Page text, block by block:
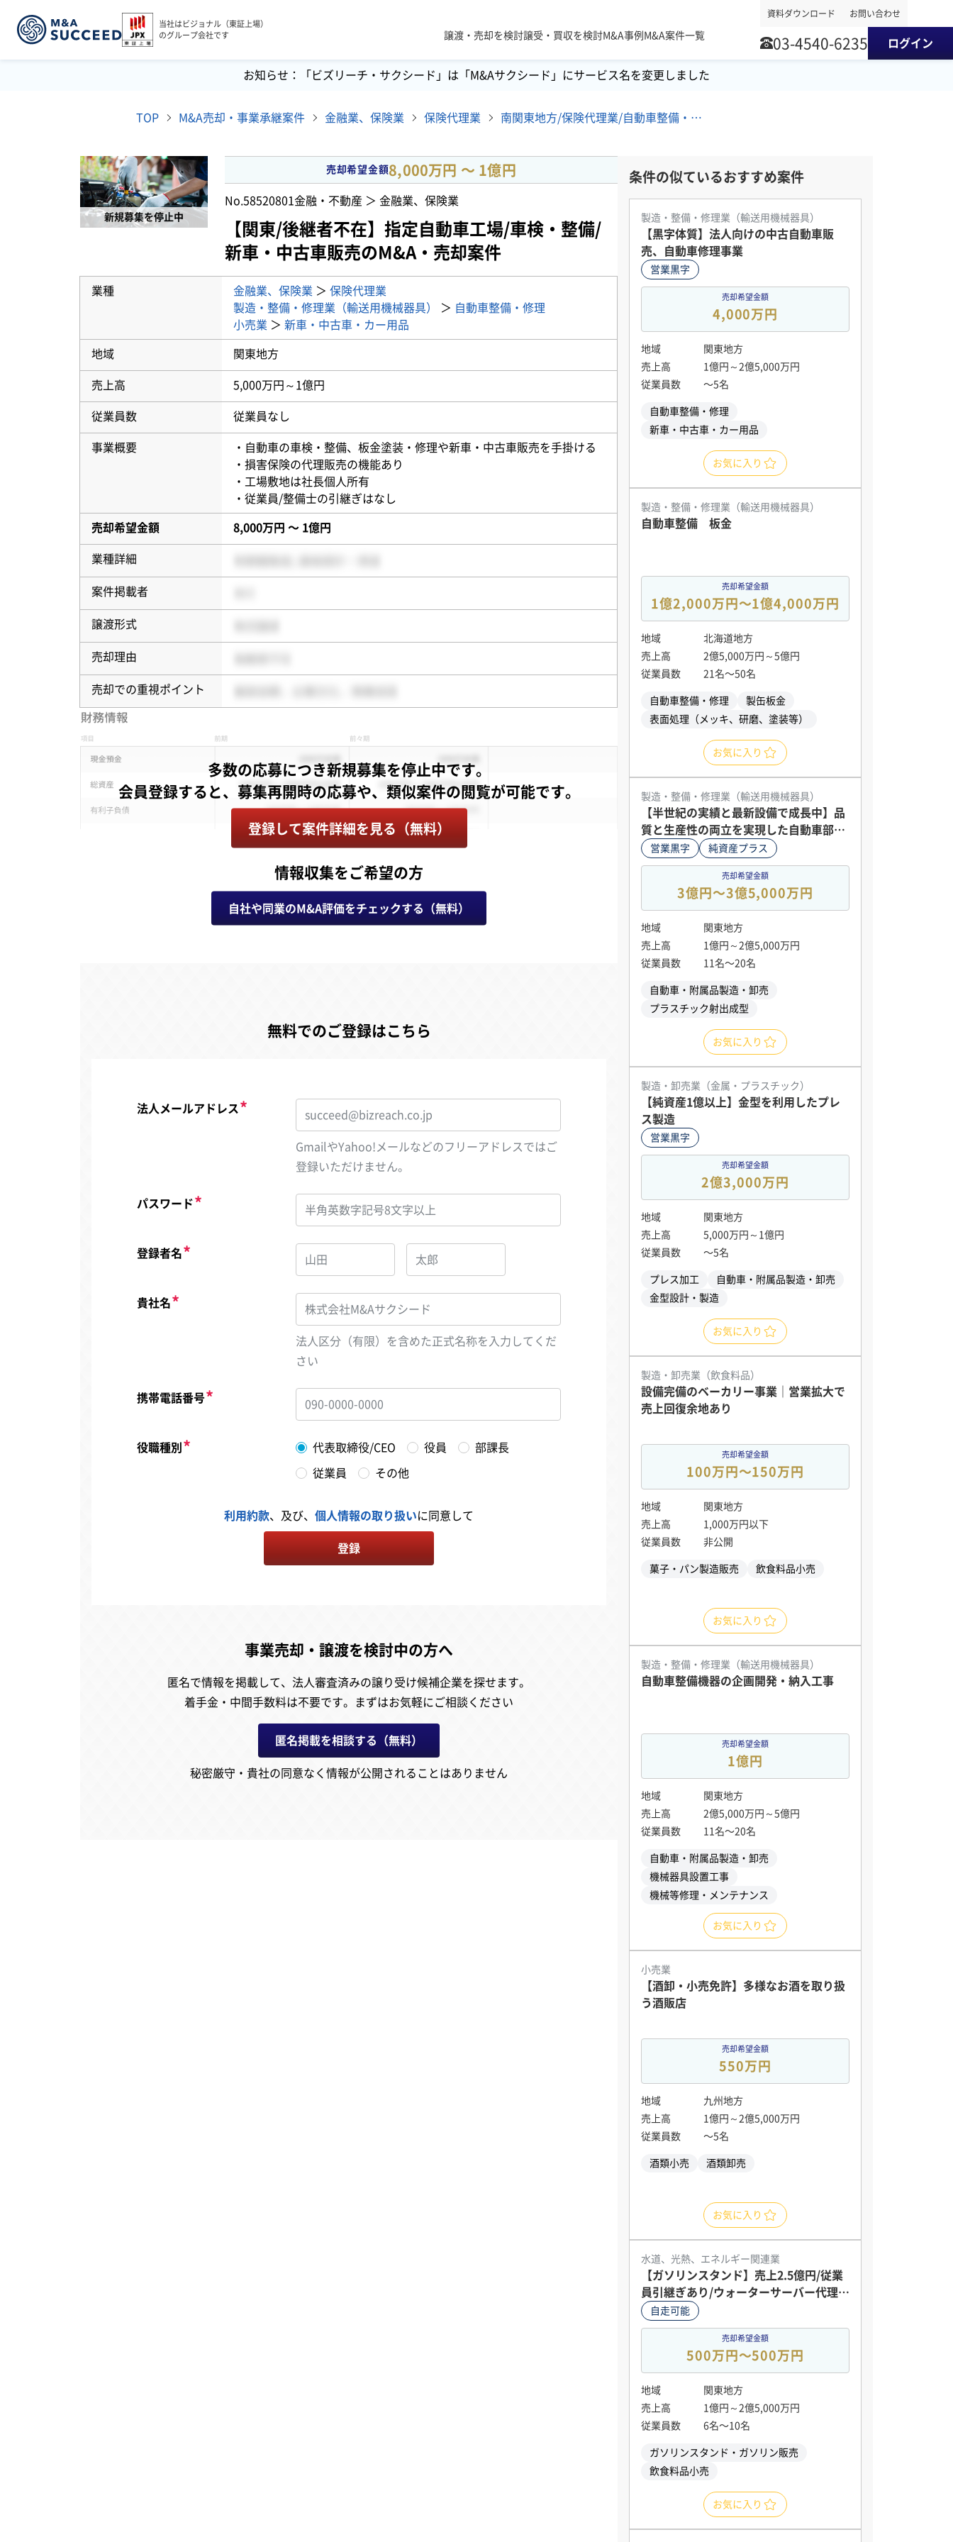
当社はビジョナル（東証上場）
のグループ会社です
譲渡・売却を検討譲受・買収を検討M&A事例 M&A案件一覧
資料ダウンロード お問い合わせ
03-4540-6235 ログイン
お知らせ：「ビズリーチ・サクシード」は「M&Aサクシード」にサービス名を変更しました
TOP M&A売却・事業承継案件 金融業、保険業 保険代理業 南関東地方/保険代理業/自動車整備・修理/新車・中古車・カー用品 M&A・事業譲渡案件
新規募集を停止中
売却希望金額8,000万円 〜 1億円
No.58520801 金融・不動産 ＞ 金融業、保険業
【関東/後継者不在】指定自動車工場/車検・整備/
新車・中古車販売のM&A・売却案件
業種 金融業、保険業 ＞ 保険代理業
製造・整備・修理業（輸送用機械器具）
＞ 自動車整備・修理
小売業 ＞ 新車・中古車・カー用品
地域 関東地方
売上高 5,000万円～1億円
従業員数 従業員なし
事業概要
・自動車の車検・整備、板金塗装・修理や新車・中古車販売を手掛ける
・損害保険の代理販売の機能あり
・工場敷地は社長個人所有
・従業員/整備士の引継ぎはなし
売却希望金額 8,000万円 〜 1億円
業種詳細
案件掲載者
譲渡形式
売却理由
売却での重視ポイント
多数の応募につき新規募集を停止中です。
登録して案件詳細を見る（無料）
情報収集をご希望の方
自社や同業のM&A評価をチェックする（無料）
無料でのご登録はこちら
法人メールアドレス
GmailやYahoo!メールなどのフリーアドレスではご
登録いただけません。
パスワード
登録者名
貴社名
法人区分（有限）を含めた正式名称を入力してくだ
さい
携帯電話番号
役職種別 代表取締役/CEO 役員 部課長
従業員 その他
利用約款、及び、 個人情報の取り扱いに同意して
登録
事業売却・譲渡を検討中の方へ
匿名で情報を掲載して、 法人審査済みの譲り受け候補企業を探せます。
着手金・中間手数料は不要です。
まずはお気軽にご相談ください
匿名掲載を相談する（無料）
秘密厳守・貴社の同意なく情報が公開されることはありません
条件の似ているおすすめ案件
製造・整備・修理業（輸送用機械器具）
【黒字体質】法人向けの中古自動車販
売、自動車修理事業
営業黒字
売却希望金額
4,000万円
地域
関東地方
売上高
1億円～2億5,000万円
従業員数
〜5名
自動車整備・修理
新車・中古車・カー用品
お気に入り
製造・整備・修理業（輸送用機械器具）
自動車整備 板金
売却希望金額
1億2,000万円〜1億4,000万円
地域
北海道地方
売上高
2億5,000万円～5億円
従業員数
21名〜50名
自動車整備・修理
製缶板金
表面処理（メッキ、研磨、塗装等）
お気に入り
製造・整備・修理業（輸送用機械器具）
【半世紀の実績と最新設備で成長中】品
質と生産性の両立を実現した自動車部品
製造企業
営業黒字 純資産プラス
売却希望金額
3億円〜3億5,000万円
地域
関東地方
売上高
1億円～2億5,000万円
従業員数
11名〜20名
自動車・附属品製造・卸売
プラスチック射出成型
お気に入り
製造・卸売業（金属・プラスチック）
【純資産1億以上】金型を利用したプレ
ス製造
営業黒字
売却希望金額
2億3,000万円
地域
関東地方
売上高
5,000万円～1億円
従業員数
〜5名
プレス加工
自動車・附属品製造・卸売
金型設計・製造
お気に入り
製造・卸売業（飲食料品）
設備完備のベーカリー事業｜営業拡大で
売上回復余地あり
売却希望金額
100万円〜150万円
地域
関東地方
売上高
1,000万円以下
従業員数
非公開
菓子・パン製造販売 飲食料品小売
お気に入り
製造・整備・修理業（輸送用機械器具）
自動車整備機器の企画開発・納入工事
売却希望金額
1億円
地域
関東地方
売上高
2億5,000万円～5億円
従業員数
11名〜20名
自動車・附属品製造・卸売
機械器具設置工事
機械等修理・メンテナンス
お気に入り
小売業
【酒卸・小売免許】多様なお酒を取り扱
う酒販店
売却希望金額
550万円
地域
九州地方
売上高
1億円～2億5,000万円
従業員数
〜5名
酒類小売 酒類卸売
お気に入り
水道、光熱、エネルギー関連業
【ガソリンスタンド】売上2.5億円/従業
員引継ぎあり/ウォーターサーバー代理店
も自走可能
売却希望金額
500万円〜500万円
地域
関東地方
売上高
1億円～2億5,000万円
従業員数
6名〜10名
ガソリンスタンド・ガソリン販売
飲食料品小売
お気に入り